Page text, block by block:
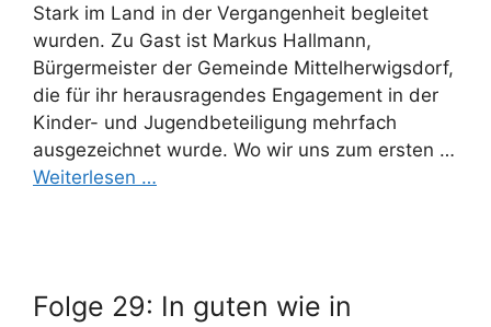
Stark im Land in der Vergangenheit begleitet
wurden. Zu Gast ist Markus Hallmann,
Bürgermeister der Gemeinde Mittelherwigsdorf,
die für ihr herausragendes Engagement in der
Kinder- und Jugendbeteiligung mehrfach
ausgezeichnet wurde. Wo wir uns zum ersten …
Weiterlesen …
Folge 29: In guten wie in